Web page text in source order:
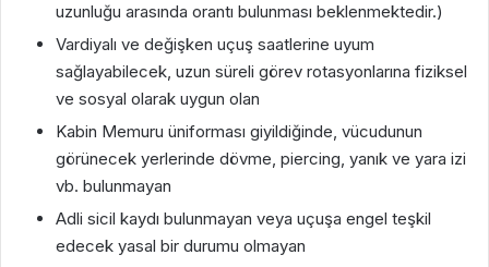
uzunluğu arasında orantı bulunması beklenmektedir.)
Vardiyalı ve değişken uçuş saatlerine uyum
sağlayabilecek, uzun süreli görev rotasyonlarına fiziksel
ve sosyal olarak uygun olan
Kabin Memuru üniforması giyildiğinde, vücudunun
görünecek yerlerinde dövme, piercing, yanık ve yara izi
vb. bulunmayan
Adli sicil kaydı bulunmayan veya uçuşa engel teşkil
edecek yasal bir durumu olmayan